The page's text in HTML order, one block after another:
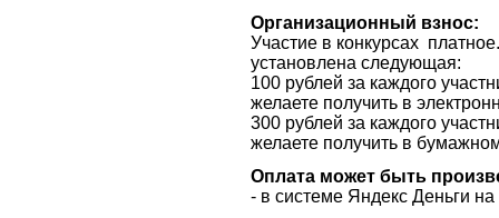
Организационный взнос:
Участие в конкурсах
установлена следующая:
100 рублей за каждого
желаете получить в
300 рублей за каждого
желаете получить в
Оплата может быть
- в системе Яндекс Деньги